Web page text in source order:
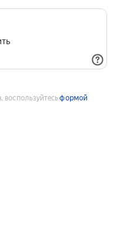
воспользуйтесьформой